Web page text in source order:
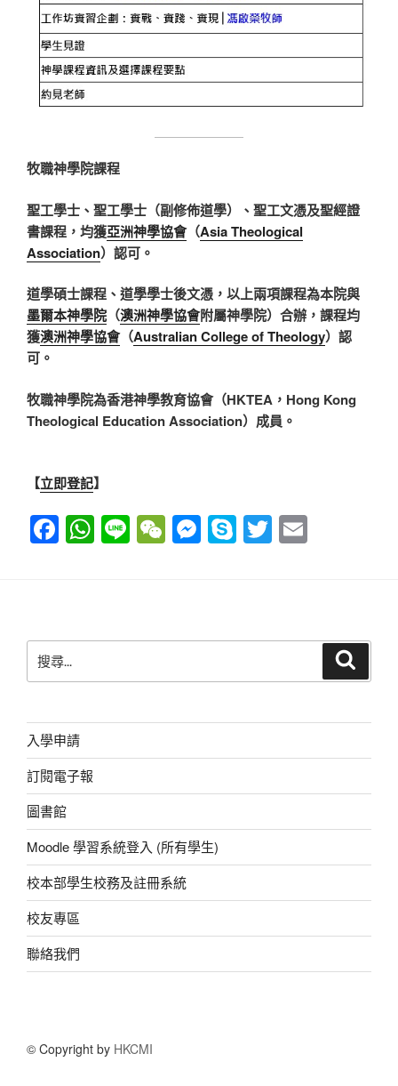
牧職神學院課程
聖工學士、聖工學士（副修佈道學）、聖工文憑及聖經證
書課程，均獲亞洲神學協會（Asia Theological
Association）認可。
道學碩士課程、道學學士後文憑，以上兩項課程為本院與
墨爾本神學院 （澳洲神學協會附屬神學院）合辦，課程均
獲澳洲神學協會（Australian College of Theology）認
可。
牧職神學院為香港神學教育協會（HKTEA，Hong Kong
Theological Education Association）成員。
【立即登記】
F
a
b
o
k
W
h
A
p
Li
n
W
e
at
M
e
n
g
S
ky
T
wi
尋
字:
入學申請
訂閱電子報
圖書館
Moodle 學習系統登入 (所有學生)
校本部學生校務及註冊系統
校友專區
聯絡我們
© Copyright by HKCMI